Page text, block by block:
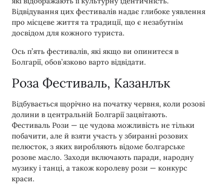
Відвідування цих фестивалів надає глибоке уявлення
про місцеве життя та традиції, що є незабутнім
досвідом для кожного туриста.
Ось п’ять фестивалів, які якщо ви опинитеся в
Болгарії, обов’язково варто відвідати.
Роза Фестиваль, Казанлък
Відбувається щорічно на початку червня, коли розові
долини в центральній Болгарії зацвітають.
Фестиваль Рози — це чудова можливість не тільки
побачити, але й взяти участь у збиранні розових
пелюсток, з яких виробляють відоме болгарське
розове масло. Заходи включають паради, народну
музику і танці, а також королеву рози — конкурс
краси.